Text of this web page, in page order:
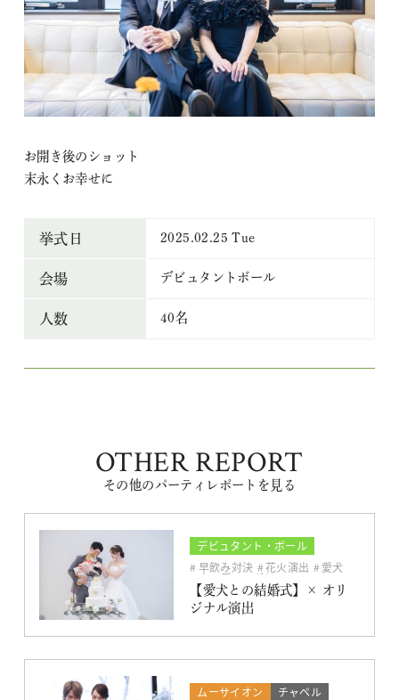
お開き後のショット
末永くお幸せに
挙式日 2025.02.25 Tue
会場 デビュタントボール
人数 40名
OTHER REPORT
その他のパーティレポートを見る
デビュタント・ボール
チャペル
ドレス
早飲み対決 花火演出 愛犬
ウエディングドレス
【愛犬との結婚式】× オリ
ジナル演出
ムーサイオン
チャペル